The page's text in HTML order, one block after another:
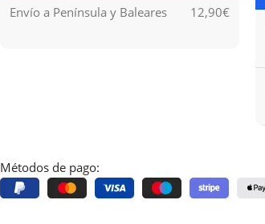
Envío a Península y Baleares 12,90€
Métodos de pago: